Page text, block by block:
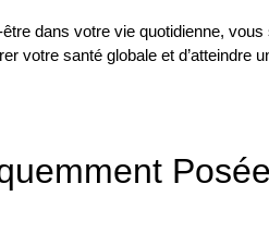
dans votre vie quotidienne,
votre santé globale et d’atteindre